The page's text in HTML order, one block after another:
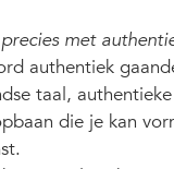
met
authentiek
taal,
die je kan